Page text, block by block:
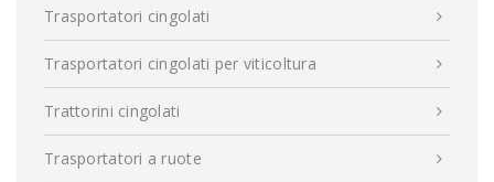
Trasportatori cingolati
Trasportatori cingolati per viticoltura
Trattorini cingolati
Trasportatori a ruote